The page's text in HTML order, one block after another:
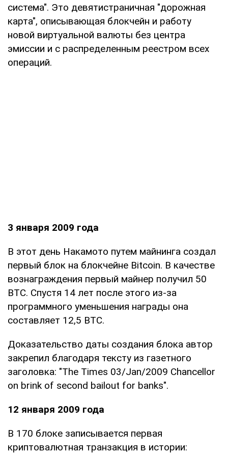
система". Это девятистраничная "дорожная
карта", описывающая блокчейн и работу
новой виртуальной валюты без центра
эмиссии и с распределенным реестром всех
операций.
3 января 2009 года
В этот день Накамото путем майнинга создал
первый блок на блокчейне Bitcoin. В качестве
вознаграждения первый майнер получил 50
BTC. Спустя 14 лет после этого из-за
программного уменьшения награды она
составляет 12,5 BTC.
Доказательство даты создания блока автор
закрепил благодаря тексту из газетного
заголовка: "The Times 03/Jan/2009 Chancellor
on brink of second bailout for banks".
12 января 2009 года
В 170 блоке записывается первая
криптовалютная транзакция в истории: